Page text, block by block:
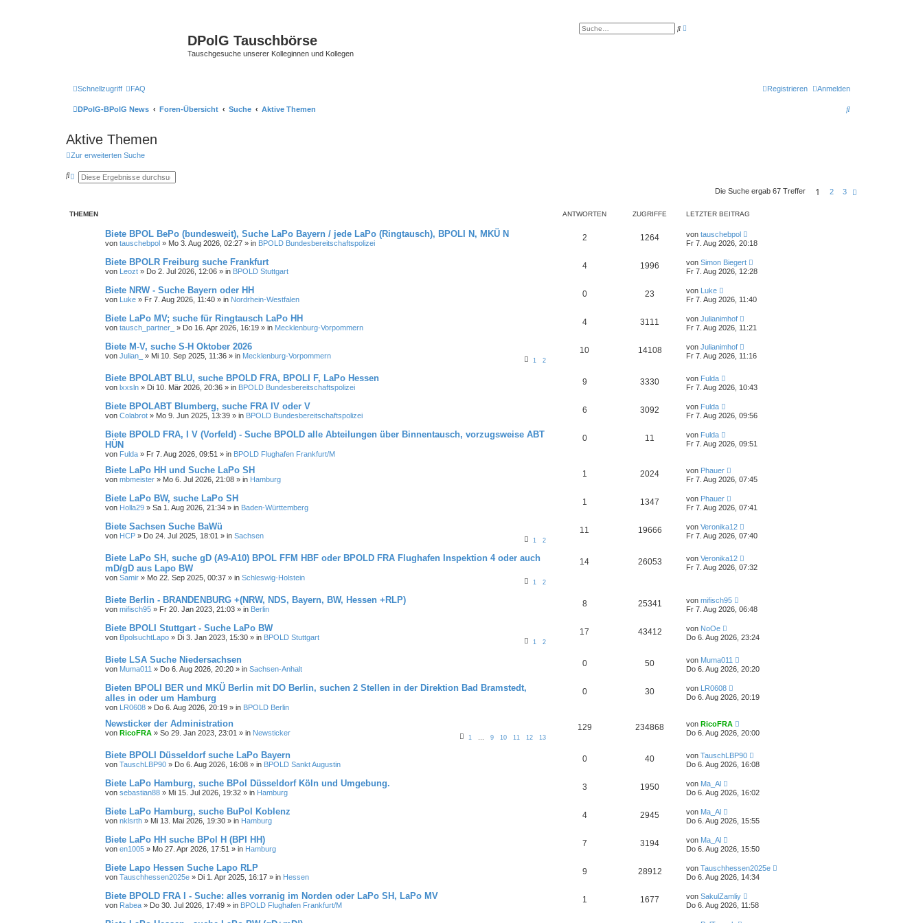
DPolG Tauschbörse
Tauschgesuche unserer Kolleginnen und Kollegen
S
Schnellzugriff FAQ Anmelden
Registrieren
DPolG-BPolG News Foren-Übersicht Suche Aktive Themen
S
Aktive Themen
Zur erweiterten Suche
S E
t
Die Suche ergab 67 Treffer 1 2 3
THEMEN ANTWORTEN ZUGRIFFE LETZTER BEITRAG
Biete BPOL BePo (bundesweit), Suche LaPo Bayern / jede LaPo (Ringtausch), BPOLI N, MKÜ N
von tauschebpol » Mo 3. Aug 2026, 02:27 » in BPOLD Bundesbereitschaftspolizei
2 1264 von tauschebpol
Fr 7. Aug 2026, 20:18
Biete BPOLR Freiburg suche Frankfurt
von Leozt » Do 2. Jul 2026, 12:06 » in BPOLD Stuttgart
4 1996 von Simon Biegert
Fr 7. Aug 2026, 12:28
Biete NRW - Suche Bayern oder HH
von Luke » Fr 7. Aug 2026, 11:40 » in Nordrhein-Westfalen
0 23 von Luke
Fr 7. Aug 2026, 11:40
Biete LaPo MV; suche für Ringtausch LaPo HH
von tausch_partner_ » Do 16. Apr 2026, 16:19 » in Mecklenburg-Vorpommern
4 3111 von Julianimhof
Fr 7. Aug 2026, 11:21
Biete M-V, suche S-H Oktober 2026
von Julian_ » Mi 10. Sep 2025, 11:36 » in Mecklenburg-Vorpommern
1 2
10 14108 von Julianimhof
Fr 7. Aug 2026, 11:16
Biete BPOLABT BLU, suche BPOLD FRA, BPOLI F, LaPo Hessen
von lxxsln » Di 10. Mär 2026, 20:36 » in BPOLD Bundesbereitschaftspolizei
9 3330 von Fulda
Fr 7. Aug 2026, 10:43
Biete BPOLABT Blumberg, suche FRA IV oder V
von Colabrot » Mo 9. Jun 2025, 13:39 » in BPOLD Bundesbereitschaftspolizei
6 3092 von Fulda
Fr 7. Aug 2026, 09:56
Biete BPOLD FRA, I V (Vorfeld) - Suche BPOLD alle Abteilungen über Binnentausch, vorzugsweise ABT
HÜN
von Fulda » Fr 7. Aug 2026, 09:51 » in BPOLD Flughafen Frankfurt/M
0 11 von Fulda
Fr 7. Aug 2026, 09:51
Biete LaPo HH und Suche LaPo SH
von mbmeister » Mo 6. Jul 2026, 21:08 » in Hamburg
1 2024 von Phauer
Fr 7. Aug 2026, 07:45
Biete LaPo BW, suche LaPo SH
von Holla29 » Sa 1. Aug 2026, 21:34 » in Baden-Württemberg
1 1347 von Phauer
Fr 7. Aug 2026, 07:41
Biete Sachsen Suche BaWü
von HCP » Do 24. Jul 2025, 18:01 » in Sachsen
1 2
11 19666 von Veronika12
Fr 7. Aug 2026, 07:40
Biete LaPo SH, suche gD (A9-A10) BPOL FFM HBF oder BPOLD FRA Flughafen Inspektion 4 oder auch
mD/gD aus Lapo BW
von Samir » Mo 22. Sep 2025, 00:37 » in Schleswig-Holstein
1 2
14 26053 von Veronika12
Fr 7. Aug 2026, 07:32
Biete Berlin - BRANDENBURG +(NRW, NDS, Bayern, BW, Hessen +RLP)
von mifisch95 » Fr 20. Jan 2023, 21:03 » in Berlin
8 25341 von mifisch95
Fr 7. Aug 2026, 06:48
Biete BPOLI Stuttgart - Suche LaPo BW
von BpolsuchtLapo » Di 3. Jan 2023, 15:30 » in BPOLD Stuttgart
1 2
17 43412 von NoOe
Do 6. Aug 2026, 23:24
Biete LSA Suche Niedersachsen
von Muma011 » Do 6. Aug 2026, 20:20 » in Sachsen-Anhalt
0 50 von Muma011
Do 6. Aug 2026, 20:20
Bieten BPOLI BER und MKÜ Berlin mit DO Berlin, suchen 2 Stellen in der Direktion Bad Bramstedt,
alles in oder um Hamburg
von LR0608 » Do 6. Aug 2026, 20:19 » in BPOLD Berlin
0 30 von
LR0608
Do 6. Aug 2026, 20:19
Newsticker der Administration
von RicoFRA » So 29. Jan 2023, 23:01 » in Newsticker
1 … 9 10 11 12 13
129 234868 von RicoFRA
Do 6. Aug 2026, 20:00
Biete BPOLI Düsseldorf suche LaPo Bayern
von TauschLBP90 » Do 6. Aug 2026, 16:08 » in BPOLD Sankt Augustin
0 40 von TauschLBP90
Do 6. Aug 2026, 16:08
Biete LaPo Hamburg, suche BPol Düsseldorf Köln und Umgebung.
von sebastian88 » Mi 15. Jul 2026, 19:32 » in Hamburg
3 1950 von Ma_Al
Do 6. Aug 2026, 16:02
Biete LaPo Hamburg, suche BuPol Koblenz
von nklsrth » Mi 13. Mai 2026, 19:30 » in Hamburg
4 2945 von Ma_Al
Do 6. Aug 2026, 15:55
Biete LaPo HH suche BPol H (BPI HH)
von en1005 » Mo 27. Apr 2026, 17:51 » in Hamburg
7 3194 von Ma_Al
Do 6. Aug 2026, 15:50
Biete Lapo Hessen Suche Lapo RLP
von Tauschhessen2025e » Di 1. Apr 2025, 16:17 » in Hessen
9 28912 von Tauschhessen2025e
Do 6. Aug 2026, 14:34
Biete BPOLD FRA I - Suche: alles vorranig im Norden oder LaPo SH, LaPo MV
von Rabea » Do 30. Jul 2026, 17:49 » in BPOLD Flughafen Frankfurt/M
1 1677 von SakulZamliy
Do 6. Aug 2026, 11:58